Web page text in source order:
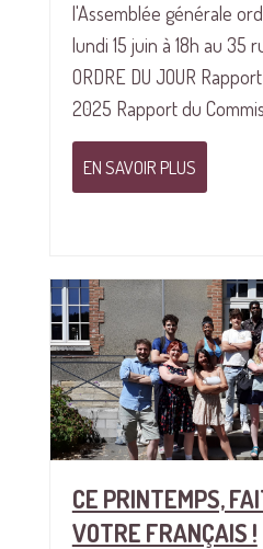
l'Assemblée générale
lundi 15 juin à 18h au 35
ORDRE DU JOUR
2025 Rapport du
EN SAVOIR PLUS
CE PRINTEMPS,
VOTRE FRANÇAIS !